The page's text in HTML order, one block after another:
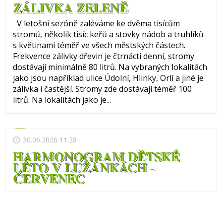
ZÁLIVKA ZELENĚ
V letošní sezóně zaléváme ke dvěma tisícům
stromů, několik tisíc keřů a stovky nádob a truhlíků
s květinami téměř ve všech městských částech.
Frekvence zálivky dřevin je čtrnácti denní, stromy
dostávají minimálně 80 litrů. Na vybraných lokalitách
jako jsou například ulice Údolní, Hlinky, Orlí a jiné je
zálivka i častější. Stromy zde dostávají téměř 100
litrů. Na lokalitách jako je...
30.06.2026 11:28
HARMONOGRAM DĚTSKÉ
LÉTO V LUŽÁNKÁCH -
ČERVENEC